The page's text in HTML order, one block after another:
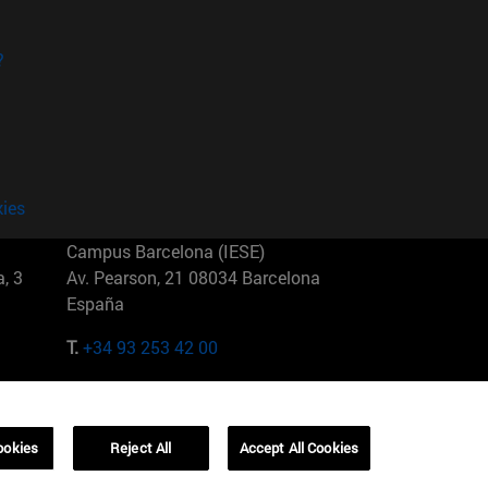
3
Campus Barcelona (IESE)
Av. Pearson, 21 08034 Barcelona
España
T.+34 93 253 42 00
01321001 Bela Vista Brasil
Reject All Accept All Cookies